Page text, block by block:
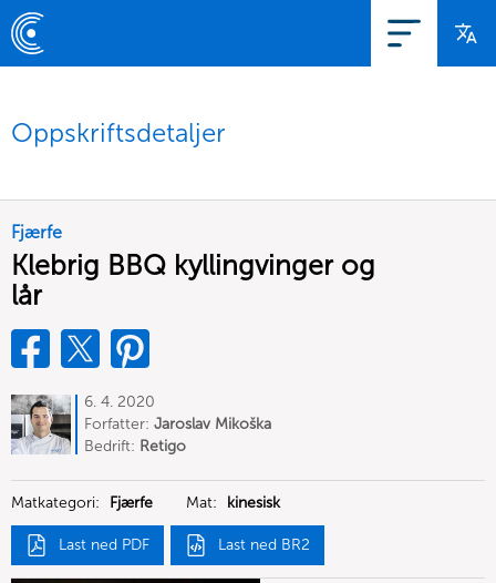
Oppskriftsdetaljer
Fjærfe
Klebrig BBQ kyllingvinger og
lår
6. 4. 2020
Forfatter: Jaroslav Mikoška
Bedrift: Retigo
Matkategori: Fjærfe Mat: kinesisk
Last ned PDF Last ned BR2